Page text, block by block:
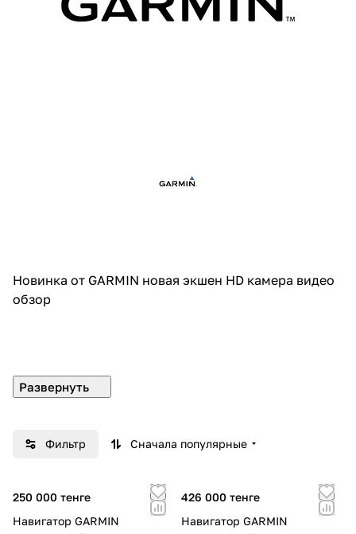
Новинка от GARMIN новая экшен HD камера видео
обзор
Фильтр Сначала популярные
250 000 тенге
Навигатор GARMIN
426 000 тенге
Навигатор GARMIN